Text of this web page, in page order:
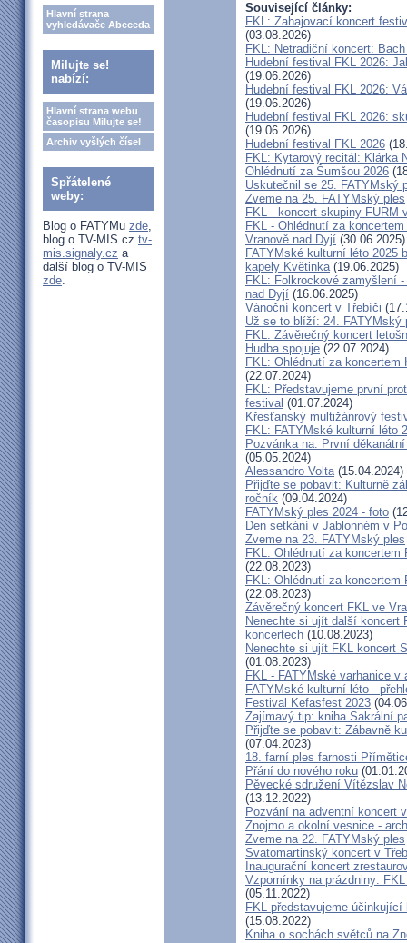
Hlavní strana
vyhledávače Abeceda
Milujte se!
nabízí:
Hlavní strana webu
časopisu Milujte se!
Archiv vyšlých čísel
Spřátelené
weby:
Blog o FATYMu zde,
blog o TV-MIS.cz tv-
mis.signaly.cz a
další blog o TV-MIS
zde.
Související články:
FKL: Zahajovací koncert
(03.08.2026)
FKL: Netradiční koncert:
Hudební festival FKL 2026:
(19.06.2026)
Hudební festival FKL 2026:
(19.06.2026)
Hudební festival FKL 2026:
(19.06.2026)
Hudební festival FKL 2026
FKL: Kytarový recitál: Klárka
Ohlédnutí za Šumšou 2026
Uskutečnil se 25. FATYMský
Zveme na 25. FATYMský ples
FKL - koncert skupiny FURM
FKL - Ohlédnutí za
Vranově nad Dyjí (30.06.2025)
FATYMské kulturní léto 2025
kapely Květinka(19.06.2025)
FKL: Folkrockové zamyšlení
nad Dyjí (16.06.2025)
Vánoční koncert v Třebíči
Už se to blíží: 24. FATYMský
FKL: Závěrečný koncert
Hudba spojuje (22.07.2024)
FKL: Ohlédnutí za
(22.07.2024)
FKL: Představujeme první
festival (01.07.2024)
Křesťanský multižánrový
FKL: FATYMské kulturní léto
Pozvánka na: První
(05.05.2024)
Alessandro Volta(15.04.2024)
Přijďte se pobavit: Kulturně
ročník (09.04.2024)
FATYMský ples 2024 - foto
Den setkání v Jablonném v
Zveme na 23. FATYMský ples
FKL: Ohlédnutí za
(22.08.2023)
FKL: Ohlédnutí za koncertem
(22.08.2023)
Závěrečný koncert FKL ve
Nenechte si ujít další koncert
koncertech (10.08.2023)
Nenechte si ujít FKL koncert
(01.08.2023)
FKL - FATYMské varhanice v
FATYMské kulturní léto -
Festival Kefasfest 2023
Zajímavý tip: kniha Sakrální
Přijďte se pobavit: Zábavně
(07.04.2023)
18. farní ples farnosti
Přání do nového roku
Pěvecké sdružení Vítězslav
(13.12.2022)
Pozvání na adventní koncert
Znojmo a okolní vesnice -
Zveme na 22. FATYMský ples
Svatomartinský koncert v
Inaugurační koncert
Vzpomínky na prázdniny:
(05.11.2022)
FKL představujeme účinkující
(15.08.2022)
Kniha o sochách světců na